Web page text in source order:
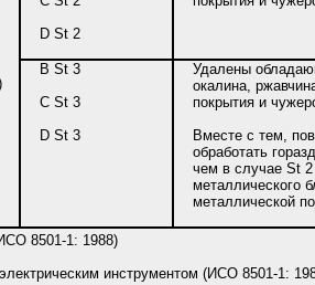
D St 2
В St 3
С St 3
D St 3
Удалены
окалина,
покрытия и
Вместе с тем,
обработать
чем в случае St
металлического
металлической
8501-1: 1988)
инструментом (ИСО 8501-1: